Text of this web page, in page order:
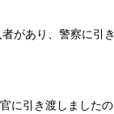
あり、警察に引
引き渡しましたの